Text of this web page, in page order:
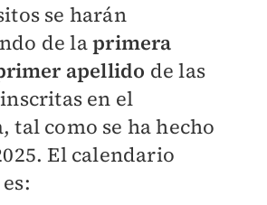
se harán
de laprimera
apellido de las
en el
tal como se ha hecho
El calendario